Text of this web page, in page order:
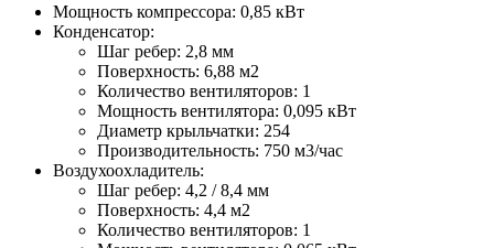
Мощность компрессора: 0,85 кВт
Конденсатор:
Шаг ребер: 2,8 мм
Поверхность: 6,88 м2
Количество вентиляторов: 1
Мощность вентилятора: 0,095 кВт
Диаметр крыльчатки: 254
Производительность: 750 м3/час
Воздухоохладитель:
Шаг ребер: 4,2 / 8,4 мм
Поверхность: 4,4 м2
Количество вентиляторов: 1